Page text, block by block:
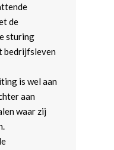
de
sturing
bedrijfsleven
is wel aan
aan
waar zij